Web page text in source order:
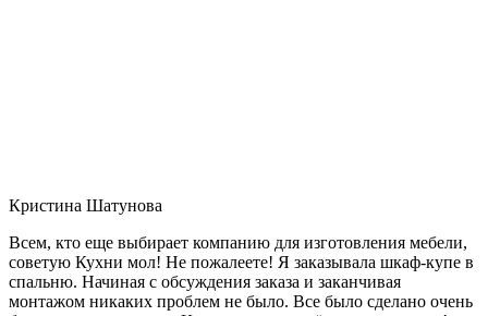
Кристина Шатунова
Всем, кто еще выбирает компанию для изготовления мебели,
советую Кухни мол! Не пожалеете! Я заказывала шкаф-купе в
спальню. Начиная с обсуждения заказа и заканчивая
монтажом никаких проблем не было. Все было сделано очень